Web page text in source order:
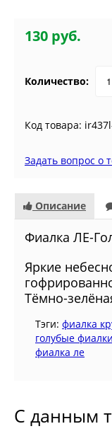
130 руб.
Количество:
Код товара:
Задать вопрос о
Описание
Фиалка ЛЕ-
Яркие
Тёмно-
Тэги: фиалка
голубые фиалки
фиалка ле
С данным